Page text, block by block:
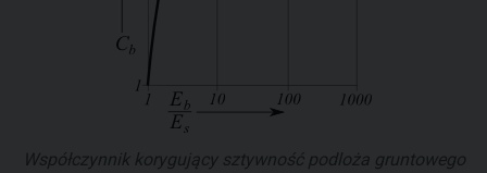
Współczynnik korygujący sztywność podloża gruntowego